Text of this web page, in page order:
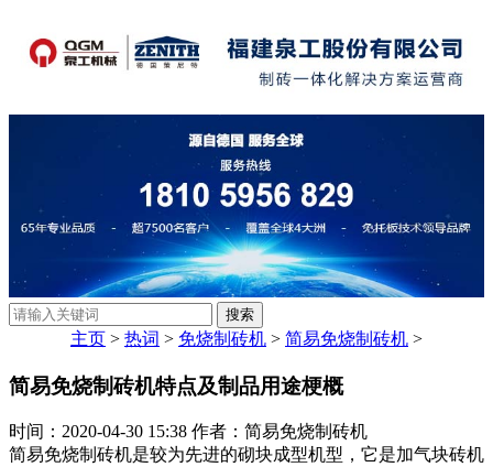
主页 > 热词 > 免烧制砖机 > 简易免烧制砖机 >
简易免烧制砖机特点及制品用途梗概
时间：2020-04-30 15:38 作者：简易免烧制砖机
简易免烧制砖机是较为先进的砌块成型机型，它是加气块砖机